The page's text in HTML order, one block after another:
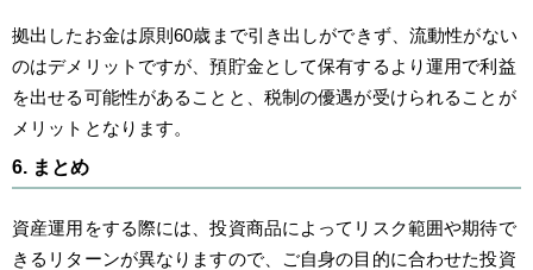
拠出したお金は原則60歳まで引き出しができず、流動性がない
のはデメリットですが、預貯金として保有するより運用で利益
を出せる可能性があることと、税制の優遇が受けられることが
メリットとなります。
6. まとめ
資産運用をする際には、投資商品によってリスク範囲や期待で
きるリターンが異なりますので、ご自身の目的に合わせた投資